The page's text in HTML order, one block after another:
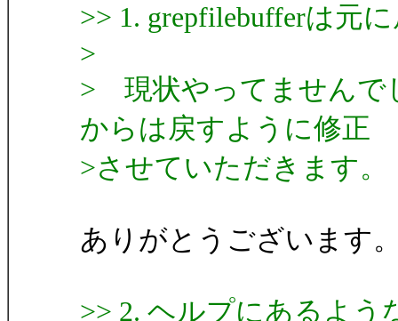
>> 1. grepfilebufferは元
>
> 現状やってませんで
からは戻すように修正
>させていただきます。
ありがとうございます
>> 2. ヘルプにあるよう